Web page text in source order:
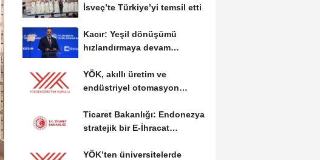
İsveç’te Türkiye’yi temsil etti
Kacır: Yeşil dönüşümü
hızlandırmaya devam
YÖK, akıllı üretim ve
endüstriyel otomasyon
Ticaret Bakanlığı: Endonezya
stratejik bir E-İhracat
YÖK’ten üniversitelerde